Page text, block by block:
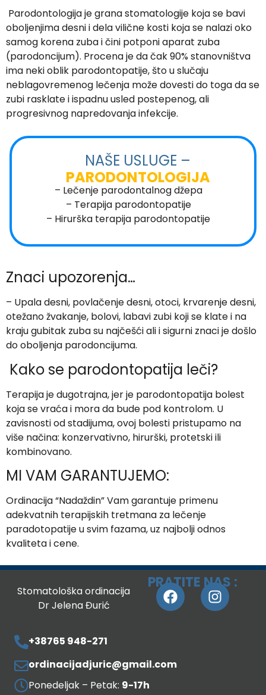
Parodontologija je grana stomatologije koja se bavi
oboljenjima desni i dela vilične kosti koja se nalazi oko
samog korena zuba i čini potponi aparat zuba
(parodoncijum). Procena je da čak 90% stanovništva
ima neki oblik parodontopatije, što u slučaju
neblagovremenog lečenja može dovesti do toga da se
zubi rasklate i ispadnu usled postepenog, ali
progresivnog napredovanja infekcije.
NAŠE USLUGE –
PARODONTOLOGIJA
– Lečenje parodontalnog džepa
– Terapija parodontopatije
– Hirurška terapija parodontopatije
Znaci upozorenja…
– Upala desni, povlačenje desni, otoci, krvarenje desni,
otežano žvakanje, bolovi, labavi zubi koji se klate i na
kraju gubitak zuba su najčešći ali i sigurni znaci je došlo
do oboljenja parodoncijuma.
Kako se parodontopatija leči?
Terapija je dugotrajna, jer je parodontopatija bolest
koja se vraća i mora da bude pod kontrolom. U
zavisnosti od stadijuma, ovoj bolesti pristupamo na
više načina: konzervativno, hirurški, protetski ili
kombinovano.
MI VAM GARANTUJEMO:
Ordinacija “Nadaždin” Vam garantuje primenu
adekvatnih terapijskih tretmana za lečenje
paradotopatije u svim fazama, uz najbolji odnos
kvaliteta i cene.
Stomatološka ordinacija
Dr Jelena Đurić
PRATITE NAS :
+38765 948-271
ordinacijadjuric@gmail.com
Ponedeljak – Petak: 9-17h